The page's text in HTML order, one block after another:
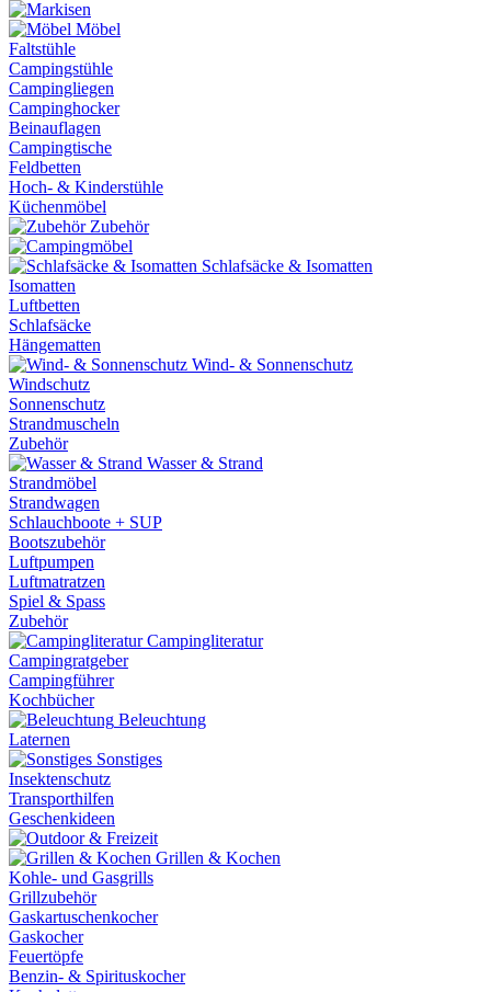
Möbel
Faltstühle
Campingstühle
Campingliegen
Campinghocker
Beinauflagen
Campingtische
Feldbetten
Hoch- & Kinderstühle
Küchenmöbel
Zubehör
Schlafsäcke & Isomatten
Isomatten
Luftbetten
Schlafsäcke
Hängematten
Wind- & Sonnenschutz
Windschutz
Sonnenschutz
Strandmuscheln
Zubehör
Wasser & Strand
Strandmöbel
Strandwagen
Schlauchboote + SUP
Bootszubehör
Luftpumpen
Luftmatratzen
Spiel & Spass
Zubehör
Campingliteratur
Campingratgeber
Campingführer
Kochbücher
Beleuchtung
Laternen
Sonstiges
Insektenschutz
Transporthilfen
Geschenkideen
Grillen & Kochen
Kohle- und Gasgrills
Grillzubehör
Gaskartuschenkocher
Gaskocher
Feuertöpfe
Benzin- & Spirituskocher